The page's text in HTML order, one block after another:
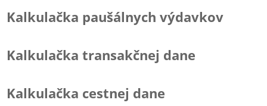
Kalkulačka paušálnych výdavkov
Kalkulačka transakčnej dane
Kalkulačka cestnej dane